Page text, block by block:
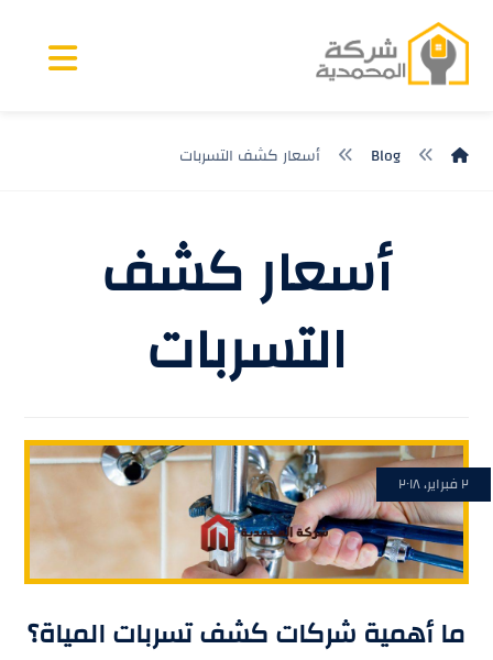
Blog أسعار كشف التسربات
أسعار كشف
التسربات
ما أهمية شركات كشف تسربات المياة؟
٢ فبراير، ٢٠١٨